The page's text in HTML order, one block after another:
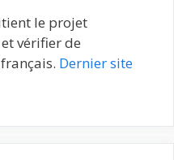
le projet
vérifier de
Dernier site